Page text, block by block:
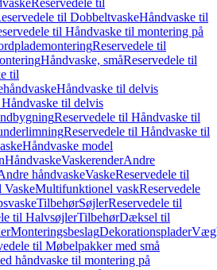
Reservedele til
til DobbeltvaskeHåndvaske til
til Håndvaske til montering på
Reservedele til
Håndvaske, småReservedele til
til
Håndvaske til delvis
til delvis
Reservedele til Håndvaske til
Reservedele til Håndvaske til
Håndvaske model
HåndvaskeVaskerenderAndre
håndvaskeVaskeReservedele til
VaskeMultifunktionel vaskReservedele
TilbehørSøjlerReservedele til
til HalvsøjlerTilbehørDæksel til
MonteringsbeslagDekorationsplader
til Møbelpakker med små
håndvaske til montering på